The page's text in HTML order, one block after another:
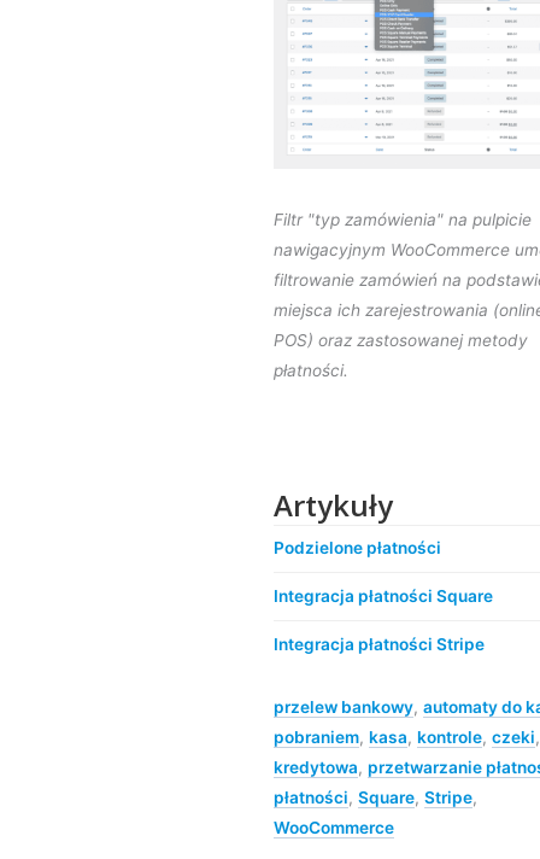
Filtr "typ zamówienia" na pulpicie
nawigacyjnym WooCommerce
filtrowanie zamówień na
miejsca ich zarejestrowania
POS) oraz zastosowanej metody
płatności.
Artykuły
Podzielone płatności
Integracja płatności Square
Integracja płatności Stripe
przelew bankowy, automaty do
pobraniem, kasa, kontrole, czeki
kredytowa, przetwarzanie
płatności, Square, Stripe,
WooCommerce